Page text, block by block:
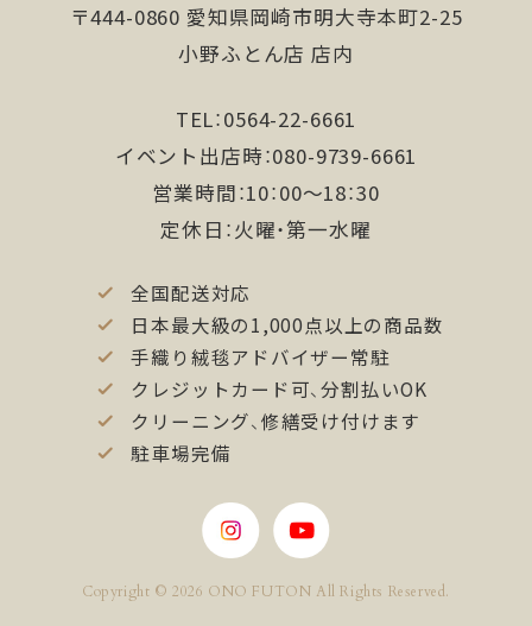
〒444-0860 愛知県岡崎市明大寺本町2-25
小野ふとん店 店内
TEL：0564-22-6661
イベント出店時：080-9739-6661
営業時間：10：00〜18：30
定休日：火曜・第一水曜
全国配送対応
日本最大級の1,000点以上の商品数
手織り絨毯アドバイザー常駐
クレジットカード可、分割払いOK
クリーニング、修繕受け付けます
駐車場完備
Copyright © 2026 ONO FUTON All Rights Reserved.